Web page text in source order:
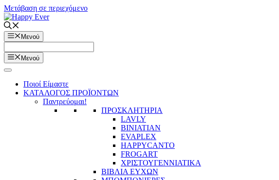
Μετάβαση σε περιεχόμενο
Μενού
Μενού
Ποιοί Είμαστε
ΚΑΤΑΛΟΓΟΣ ΠΡΟΪΟΝΤΩΝ
Παντρεύομαι!
ΠΡΟΣΚΛΗΤΗΡΙΑ
LAVLY
BINIATIAN
EVAPLEX
HAPPYCANTO
FROGART
ΧΡΙΣΤΟΥΓΕΝΝΙΑΤΙΚΑ
ΒΙΒΛΙΑ ΕΥΧΩΝ